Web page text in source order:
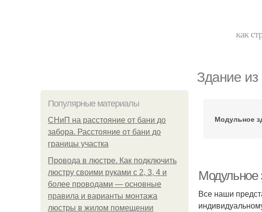
как
Здание из
Популярные материалы
СНиП на расстояние от бани до
забора. Расстояние от бани до
границы участка
Провода в люстре. Как подключить
люстру своими руками с 2, 3, 4 и
более проводами — основные
правила и варианты монтажа
люстры в жилом помещении
Модульное
Модульное
Все наши